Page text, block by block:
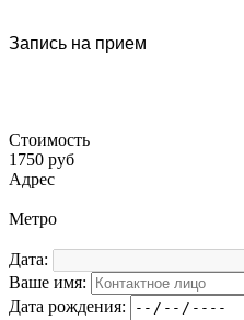
Запись на прием
Стоимость
1750 руб
Адрес
Метро
Дата:
Ваше имя:
Дата рождения: